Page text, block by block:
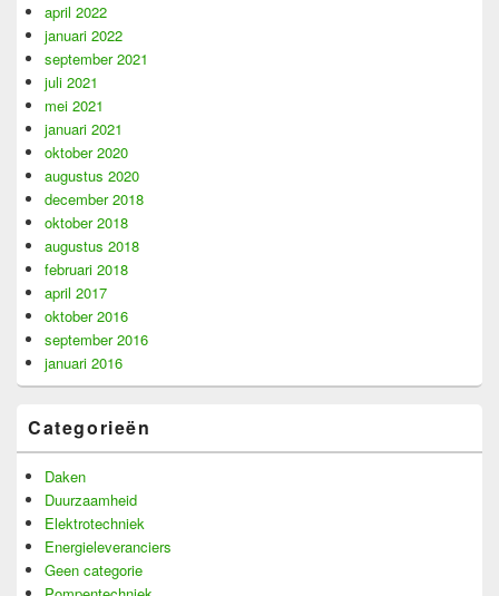
april 2022
januari 2022
september 2021
juli 2021
mei 2021
januari 2021
oktober 2020
augustus 2020
december 2018
oktober 2018
augustus 2018
februari 2018
april 2017
oktober 2016
september 2016
januari 2016
Categorieën
Daken
Duurzaamheid
Elektrotechniek
Energieleveranciers
Geen categorie